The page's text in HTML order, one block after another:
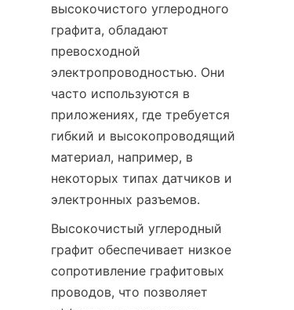
высокочистого углеродного
графита, обладают
превосходной
электропроводностью. Они
часто используются в
приложениях, где требуется
гибкий и высокопроводящий
материал, например, в
некоторых типах датчиков и
электронных разъемов.
Высокочистый углеродный
графит обеспечивает низкое
сопротивление графитовых
проводов, что позволяет